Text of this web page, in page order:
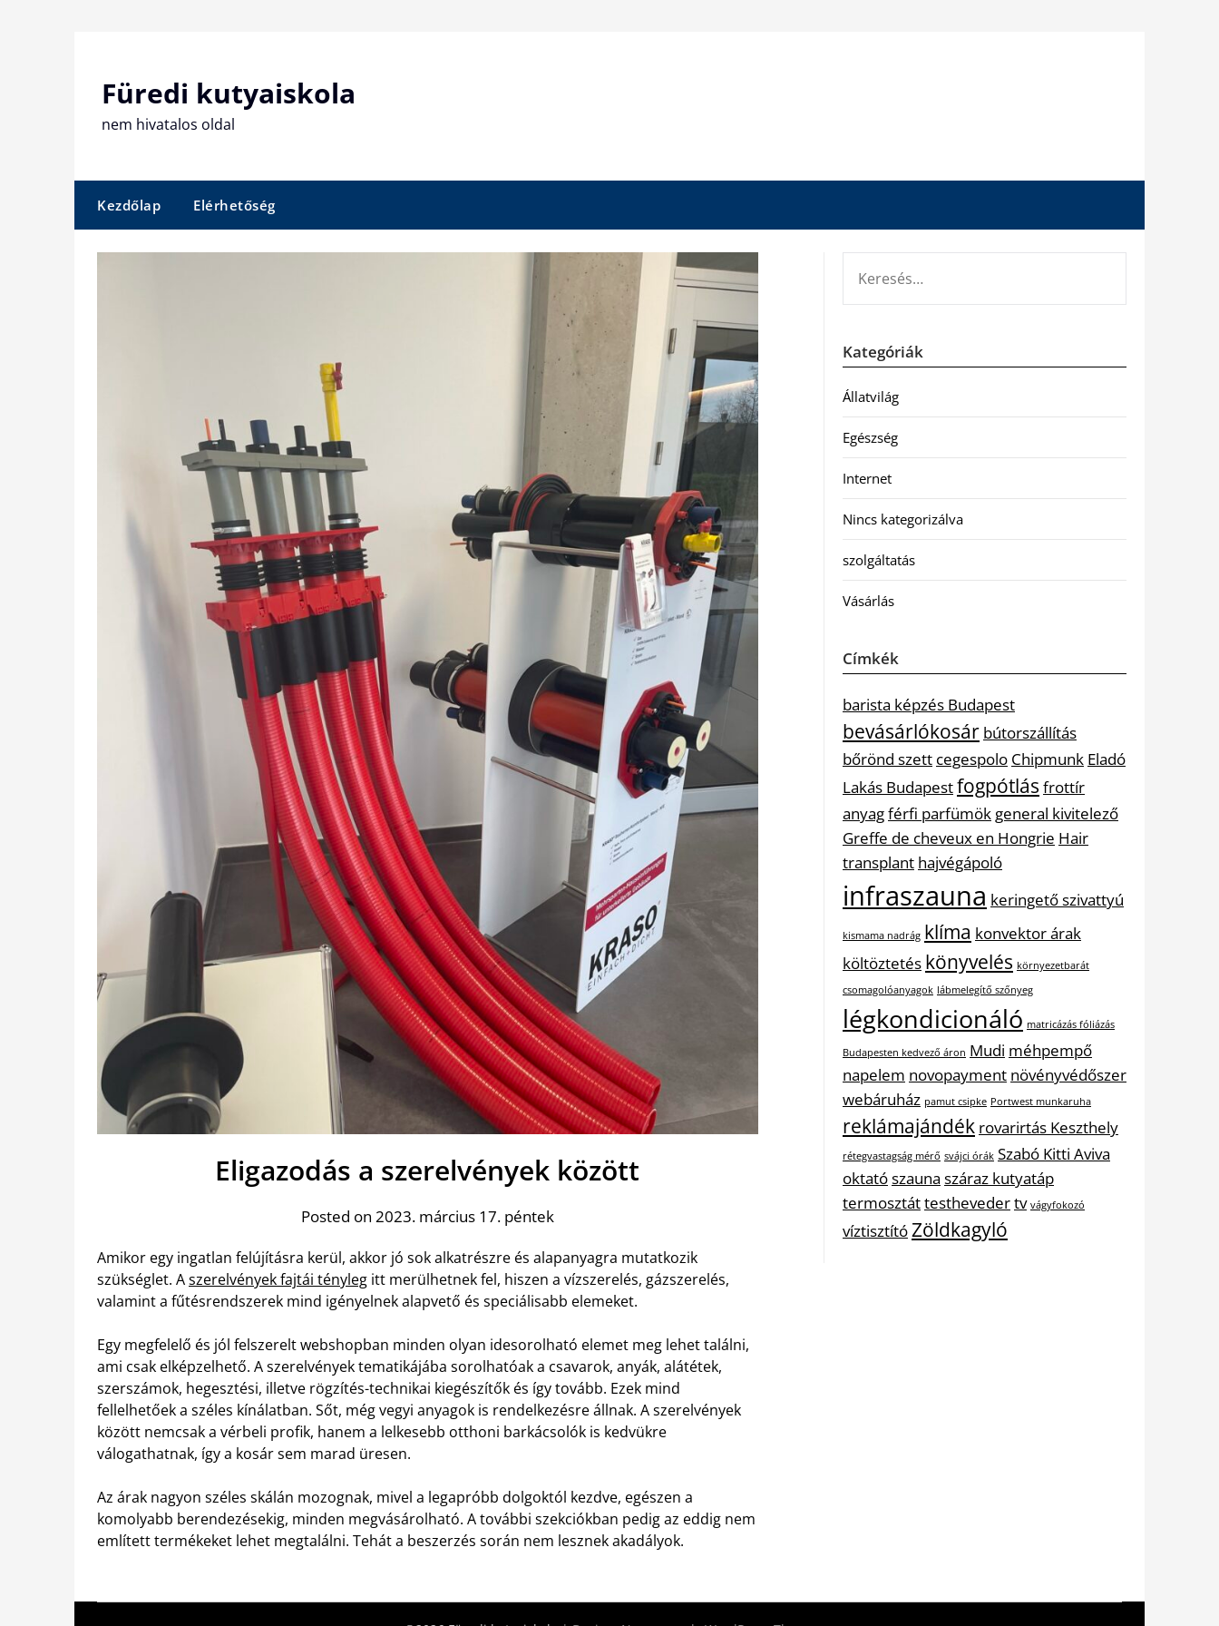
Füredi kutyaiskola
nem hivatalos oldal
Kezdőlap Elérhetőség
Eligazodás a szerelvények között
Posted on 2023. március 17. péntek
Amikor egy ingatlan felújításra kerül, akkor jó sok alkatrészre és alapanyagra mutatkozik
szükséglet. Aszerelvények fajtái tényleg itt merülhetnek fel, hiszen a vízszerelés, gázszerelés,
valamint a fűtésrendszerek mind igényelnek alapvető és speciálisabb elemeket.
Egy megfelelő és jól felszerelt webshopban minden olyan idesorolható elemet meg lehet találni,
ami csak elképzelhető. A szerelvények tematikájába sorolhatóak a csavarok, anyák, alátétek,
szerszámok, hegesztési, illetve rögzítés-technikai kiegészítők és így tovább. Ezek mind
fellelhetőek a széles kínálatban. Sőt, még vegyi anyagok is rendelkezésre állnak. A szerelvények
között nemcsak a vérbeli profik, hanem a lelkesebb otthoni barkácsolók is kedvükre
válogathatnak, így a kosár sem marad üresen.
Az árak nagyon széles skálán mozognak, mivel a legapróbb dolgoktól kezdve, egészen a
komolyabb berendezésekig, minden megvásárolható. A további szekciókban pedig az eddig nem
említett termékeket lehet megtalálni. Tehát a beszerzés során nem lesznek akadályok.
Kategóriák
Állatvilág
Egészség
Internet
Nincs kategorizálva
szolgáltatás
Vásárlás
Címkék
barista képzés Budapest
bevásárlókosár bútorszállítás
bőrönd szett cegespolo Chipmunk Eladó
Lakás Budapestfogpótlás frottír
anyagférfi parfümök general kivitelező
Greffe de cheveux en Hongrie Hair
transplant hajvégápoló
infraszauna keringető szivattyú
kismama nadrág klíma konvektor árak
költöztetés könyvelés környezetbarát
csomagolóanyagok lábmelegítő szőnyeg
légkondicionáló matricázás fóliázás
Budapesten kedvező áron Mudi méhpempő
napelem novopayment növényvédőszer
webáruház pamut csipke Portwest munkaruha
reklámajándék rovarirtás Keszthely
rétegvastagság mérő svájci órák Szabó Kitti Aviva
oktatószauna száraz kutyatáp
termosztáttesthevedertv vágyfokozó
víztisztítóZöldkagyló